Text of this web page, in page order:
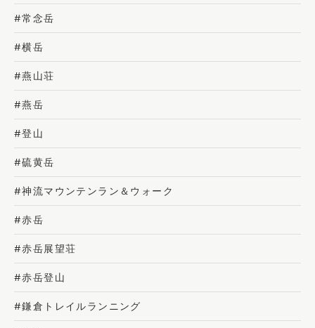
#常念岳
#横岳
#燕山荘
#燕岳
#登山
#硫黄岳
#神流マウンテンラン＆ウォーク
#赤岳
#赤岳展望荘
#赤岳登山
#鎌倉トレイルランニング